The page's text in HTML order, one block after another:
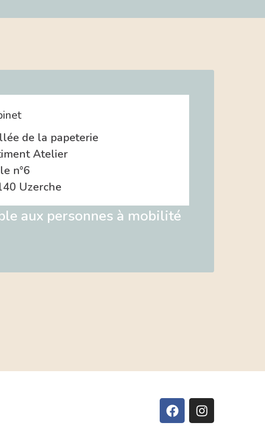
de la papeterie
Atelier
n°6
Uzerche
aux personnes à mobilité